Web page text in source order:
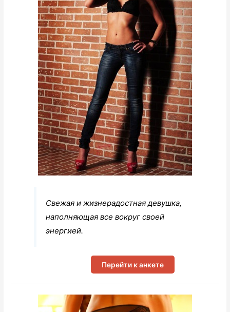
Свежая и жизнерадостная девушка,
наполняющая все вокруг своей
энергией.
Перейти к анкете